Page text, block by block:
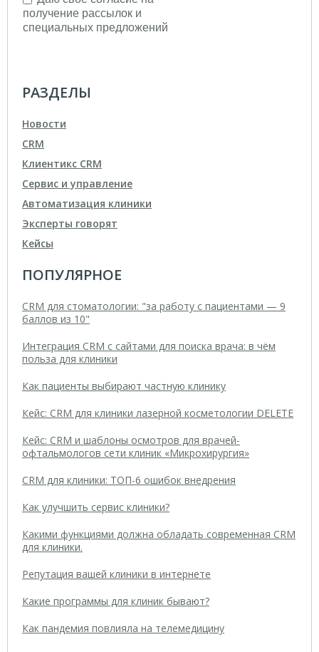
РАЗДЕЛЫ
Новости
CRM
Клиентикс CRM
Сервис и управление
Автоматизация клиники
Эксперты говорят
Кейсы
ПОПУЛЯРНОЕ
CRM для стоматологии: "за работу с пациентами — 9
баллов из 10"
Интеграция CRM с сайтами для поиска врача: в чём
польза для клиники
Как пациенты выбирают частную клинику
Кейс: CRM для клиники лазерной косметологии DELETE
Кейс: CRM и шаблоны осмотров для врачей-
офтальмологов сети клиник «Микрохирургия»
CRM для клиники: ТОП-6 ошибок внедрения
Как улучшить сервис клиники?
Какими функциями должна обладать современная CRM
для клиники.
Репутация вашей клиники в интернете
Какие программы для клиник бывают?
Как пандемия повлияла на телемедицину